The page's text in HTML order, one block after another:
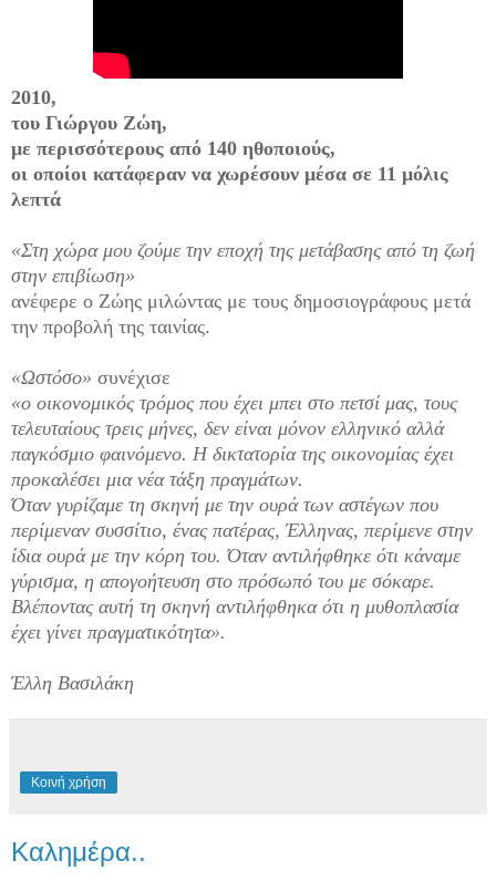
2010,
του Γιώργου Ζώη,
με περισσότερους από 140 ηθοποιούς,
οι οποίοι κατάφεραν να χωρέσουν μέσα σε 11 μόλις
λεπτά
«Στη χώρα μου ζούμε την εποχή της μετάβασης από τη ζωή
στην επιβίωση»
ανέφερε ο Ζώης μιλώντας με τους δημοσιογράφους μετά
την προβολή της ταινίας.
«Ωστόσο» συνέχισε
«ο οικονομικός τρόμος που έχει μπει στο πετσί μας, τους
τελευταίους τρεις μήνες, δεν είναι μόνον ελληνικό αλλά
παγκόσμιο φαινόμενο. Η δικτατορία της οικονομίας έχει
προκαλέσει μια νέα τάξη πραγμάτων.
Όταν γυρίζαμε τη σκηνή με την ουρά των αστέγων που
περίμεναν συσσίτιο, ένας πατέρας, Έλληνας, περίμενε στην
ίδια ουρά με την κόρη του. Όταν αντιλήφθηκε ότι κάναμε
γύρισμα, η απογοήτευση στο πρόσωπό του με σόκαρε.
Βλέποντας αυτή τη σκηνή αντιλήφθηκα ότι η μυθοπλασία
έχει γίνει πραγματικότητα».
Έλλη Βασιλάκη
Κοινή χρήση
Καλημέρα..